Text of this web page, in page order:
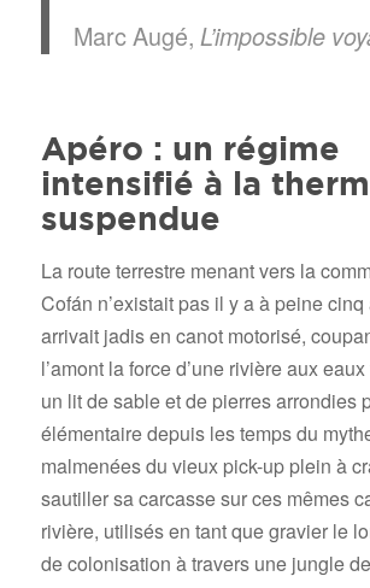
Marc Augé, L’impossible
Apéro : un régime
intensifié à la
suspendue
La route terrestre menant vers la
Cofán n’existait pas il y a à peine cinq
arrivait jadis en canot motorisé,
l’amont la force d’une rivière aux
un lit de sable et de pierres arrondies
élémentaire depuis les temps du
malmenées du vieux pick-up plein à
sautiller sa carcasse sur ces mêmes
rivière, utilisés en tant que gravier le
de colonisation à travers une jungle